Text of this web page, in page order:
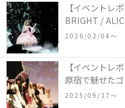
【イベントレ
BRIGHT /
COLLECTION
2026/02/04〜
【イベントレ
原宿で魅せた
2025/09/17〜